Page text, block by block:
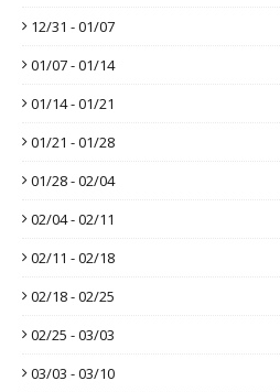
12/31 - 01/07
01/07 - 01/14
01/14 - 01/21
01/21 - 01/28
01/28 - 02/04
02/04 - 02/11
02/11 - 02/18
02/18 - 02/25
02/25 - 03/03
03/03 - 03/10